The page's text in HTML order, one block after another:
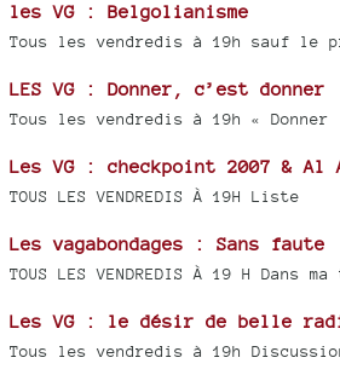
les VG : Belgolianisme
Tous les vendredis à 19h sauf le
LES VG : Donner, c’est donner
Tous les vendredis à 19h « Donner
Les VG : checkpoint 2007 & Al
TOUS LES VENDREDIS À 19H Liste
Les vagabondages : Sans faute
TOUS LES VENDREDIS À 19 H Dans
Les VG : le désir de belle
Tous les vendredis à 19h